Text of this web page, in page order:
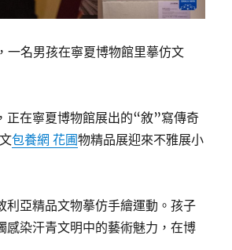
一名男孩在寧夏博物館里摹仿文
正在寧夏博物館展出的“敘”寫傳奇
包養網 花圃物精品展迎來不雅展小
利亞精品文物摹仿手繪運動。孩子
感染汗青文明中的藝術魅力，在博